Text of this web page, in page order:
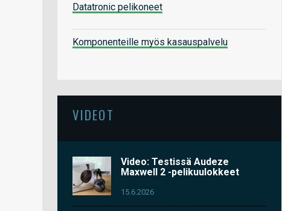
Datatronic pelikoneet
Komponenteille myös kasauspalvelu
VIDEOT
Video: Testissä Audeze
Maxwell 2 -pelikuulokkeet
15.6.2026